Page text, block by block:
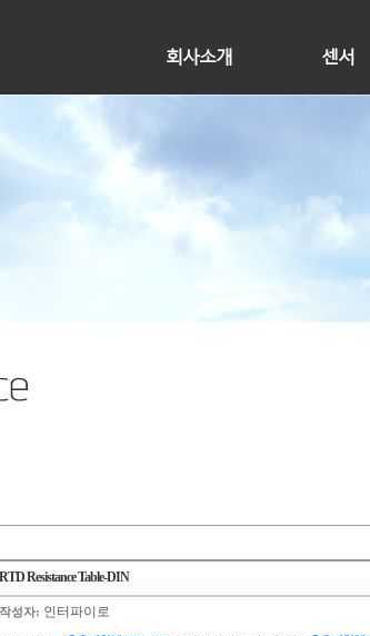
회사소개 센서
RTD Resistance Table-DIN
작성자: 인터파이로